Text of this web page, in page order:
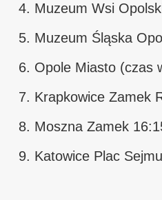
Muzeum Wsi
Muzeum Śląska
Opole Miasto (czas
Krapkowice Zamek
Moszna Zamek
Katowice Plac